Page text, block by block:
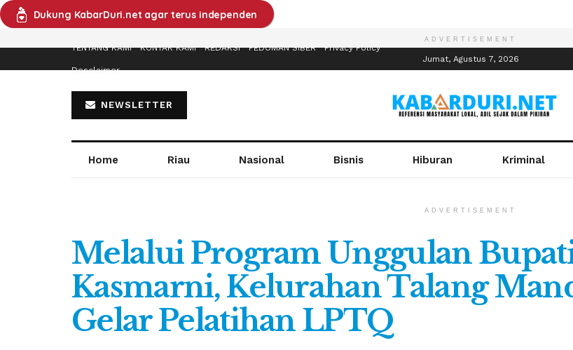
Dukung KabarDuri.net agar terus independen
ADVERTISEMENT
TENTANG KAMI KONTAK KAMI REDAKSI PEDOMAN SIBER Privacy Policy
Desclaimer
Jumat, Agustus 7, 2026
NEWSLETTER
Home Riau Nasional Bisnis Hiburan Kriminal
ADVERTISEMENT
Melalui Program Unggulan
Kasmarni, Kelurahan Talang
Gelar Pelatihan LPTQ